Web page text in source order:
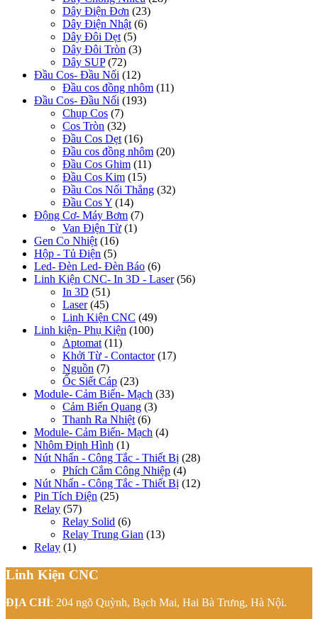
Dây Điện Đơn (23)
Dây Điện Nhật (6)
Dây Đôi Dẹt (5)
Dây Đôi Tròn (3)
Dây SUP (72)
Đầu Cos- Đầu Nối (12)
Đầu cos đồng nhôm (11)
Đầu Cos- Đầu Nối (193)
Chụp Cos (7)
Cos Tròn (32)
Đầu Cos Dẹt (16)
Đầu cos đồng nhôm (20)
Đầu Cos Ghim (11)
Đầu Cos Kim (15)
Đầu Cos Nối Thẳng (32)
Đầu Cos Y (14)
Động Cơ- Máy Bơm (7)
Van Điện Từ (1)
Gen Co Nhiệt (16)
Hộp - Tủ Điện (5)
Led- Đèn Led- Đèn Báo (6)
Linh Kiện CNC- In 3D - Laser (56)
In 3D (51)
Laser (45)
Linh Kiện CNC (49)
Linh kiện- Phụ Kiện (100)
Aptomat (11)
Khởi Từ - Contactor (17)
Nguồn (7)
Ốc Siết Cáp (23)
Module- Cảm Biến- Mạch (33)
Cảm Biến Quang (3)
Thanh Ra Nhiệt (6)
Module- Cảm Biến- Mạch (4)
Nhôm Định Hình (1)
Nút Nhấn - Công Tắc - Thiết Bị (28)
Phích Cắm Công Nhiệp (4)
Nút Nhấn - Công Tắc - Thiết Bị (12)
Pin Tích Điện (25)
Relay (57)
Relay Solid (6)
Relay Trung Gian (13)
Relay (1)
Linh Kiện CNC
ĐỊA CHỈ: 204 ngõ Quỳnh, Bạch Mai, Hai Bà Trưng, Hà Nội.